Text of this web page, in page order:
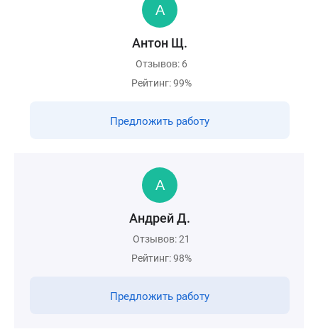
Антон Щ.
Отзывов: 6
Рейтинг: 99%
Предложить работу
Андрей Д.
Отзывов: 21
Рейтинг: 98%
Предложить работу